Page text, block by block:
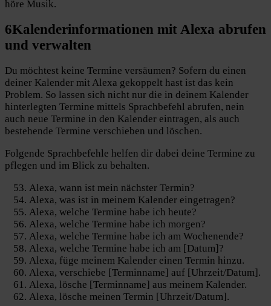
höre Musik.
6Kalenderinformationen mit Alexa abrufen
und verwalten
Du möchtest keine Termine versäumen? Sofern du einen
deiner Kalender mit Alexa gekoppelt hast ist das kein
Problem. So lassen sich nicht nur die in deinem Kalender
hinterlegten Termine mittels Sprachbefehl abrufen, nein
auch neue Termine in den Kalender eintragen, als auch
bestehende Termine verschieben und löschen.
Folgende Sprachbefehle helfen dir dabei deine Termine zu
pflegen und im Blick zu behalten.
Alexa, wann ist mein nächster Termin?
Alexa, was ist in meinem Kalender eingetragen?
Alexa, welche Termine habe ich heute?
Alexa, welche Termine habe ich morgen?
Alexa, welche Termine habe ich am Wochenende?
Alexa, welche Termine habe ich am [Datum]?
Alexa, füge meinem Kalender einen Termin hinzu.
Alexa, verschiebe [Terminname] auf [Uhrzeit/Datum].
Alexa, lösche [Terminname] aus meinem Kalender.
Alexa, lösche meinen Termin [Uhrzeit/Datum].